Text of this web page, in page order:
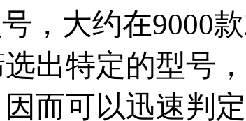
大约在9000款
出特定的型号
而可以迅速判